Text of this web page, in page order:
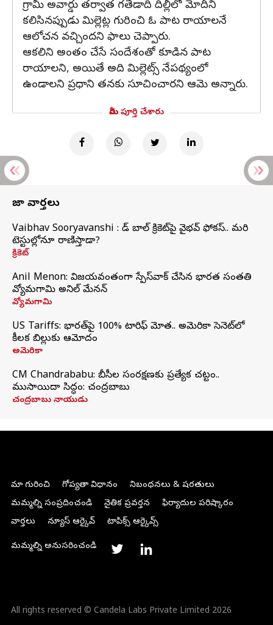
గ్రామీ అవార్డు తర్వాత గతేడాది దిల్లీలో మోదీని
కలిసినప్పుడు మిల్లెట్ల గురించి ఓ పాట రాయాలనే
ఆలోచన వచ్చిందని ఫాలు చెప్పారు.
ఆకలిని అంతం చేసే సందేశంతో కూడిన పాట
రాయాలని, అయితే అది మిల్లెట్స్ నేపథ్యంలో
ఉండాలని ప్రధాని తనకు సూచించారని ఆమె అన్నారు.
మీరు పూర్తి చేశారు
తాజా వార్తలు
Vaibhav Sooryavanshi : రెడ్ బాల్ క్రికెట్‌పై వైభవ్ ఫోకస్.. మరి
టెస్టుల్లోనూ రాణిస్తాడా?
క్రికెట్
Anil Menon: విజయవంతంగా స్పేస్‌వాక్‌ చేసిన భారత సంతతి
వ్యోమగామి అనిల్‌ మేనన్
వ్యోమగామి
US Tariffs: భారత్‌పై 100% టారిఫ్‌ మోత.. అమెరికా సెనెట్‌లో
కీలక బిల్లుకు ఆమోదం
అమెరికా
CM Chandrababu: బీసీల సంరక్షణకు ప్రత్యేక చట్టం..
ముసాయిదా సిద్ధం: చంద్రబాబు
చంద్రబాబు నాయుడు
మా గురించి గోప్యతా విధానం
నిబంధనలు & షరతులు
మమ్మల్ని సంప్రదించండి
నైతిక ప్రవర్తన
ఫిర్యాదుల పరిష్కారం
వార్తలు
న్యూస్ ఆర్కైవ్ టాపిక్స్ ఆర్కైవ్స్
మమ్మల్ని అనుసరించండి
All rights reserved © Candela Labs Private Limited 2026